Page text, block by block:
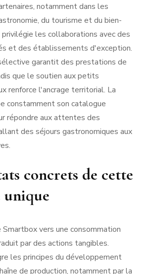
notamment dans les
du tourisme et du bien-
les collaborations avec des
et des établissements d'exception.
garantit des prestations de
que le soutien aux petits
renforce l'ancrage territorial. La
constamment son catalogue
répondre aux attentes des
des séjours gastronomiques aux
concrets de cette
unique
vers une consommation
par des actions tangibles.
les principes du développement
de production, notamment par la